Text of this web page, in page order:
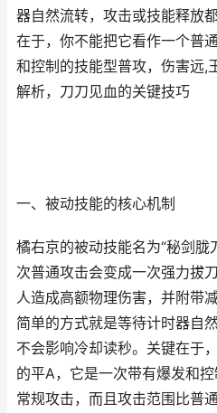
器自然流转，攻击或技能释放
在于，你不能把它看作一个普
和控制的技能型普攻，伤害远,
解析，刀刀见血的关键技巧
一、被动技能的核心机制
橘右京的被动技能名为“秘剑
次普通攻击会变成一次强力拔
人造成高额物理伤害，并附带
简单的方式就是等待计时器自
不会影响冷却读秒。关键在于
的平A，它是一次带有爆发和
常规攻击，而且攻击范围比普